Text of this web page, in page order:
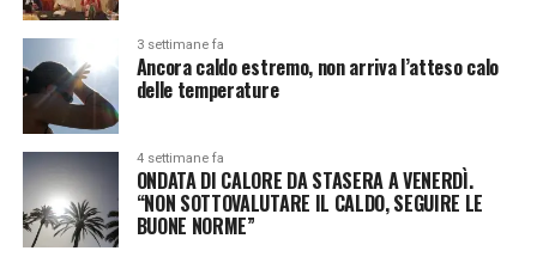
3 settimane fa
Ancora caldo estremo, non arriva l’atteso calo
delle temperature
4 settimane fa
ONDATA DI CALORE DA STASERA A VENERDÌ.
“NON SOTTOVALUTARE IL CALDO, SEGUIRE LE
BUONE NORME”